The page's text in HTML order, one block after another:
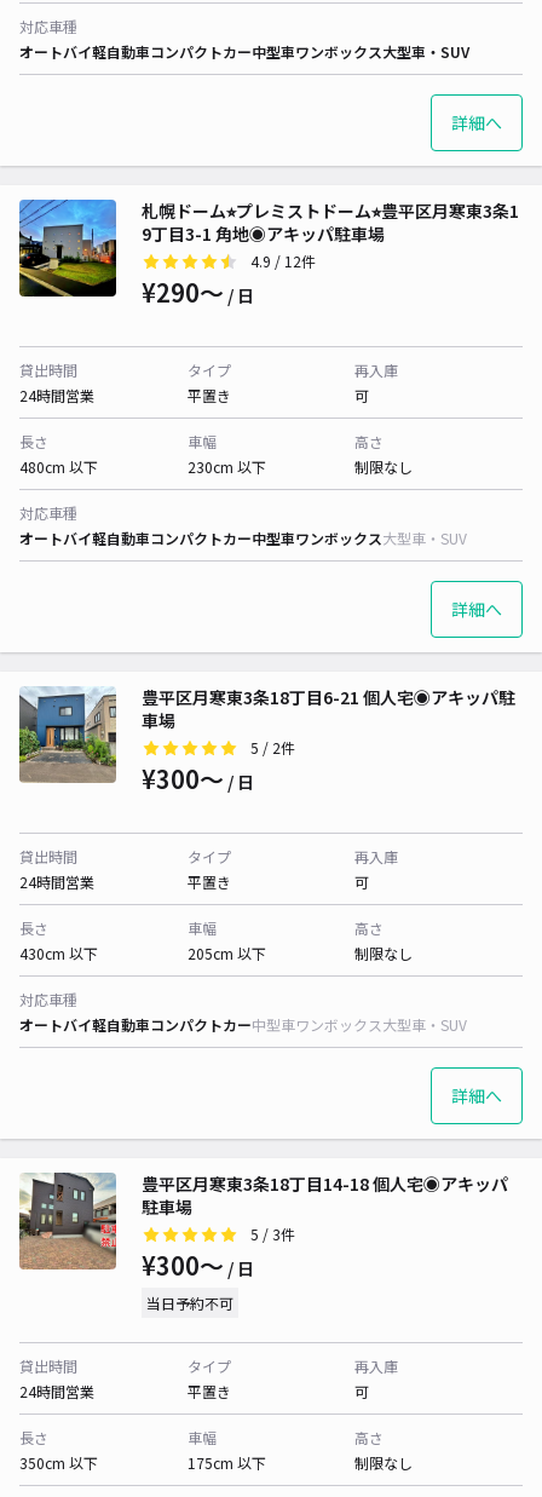
対応車種
オートバイ軽自動車コンパクトカー中型車ワンボックス大型車・SUV
詳細へ
札幌ドーム⭐︎プレミストドーム⭐︎豊平区月寒東3条1
9丁目3-1 角地◉アキッパ駐車場
4.9 / 12件
¥290〜 / 日
貸出時間
24時間営業
タイプ
平置き
再入庫
可
長さ
480cm 以下
車幅
230cm 以下
高さ
制限なし
対応車種
オートバイ軽自動車コンパクトカー中型車ワンボックス大型車・SUV
詳細へ
豊平区月寒東3条18丁目6-21 個人宅◉アキッパ駐
車場
5 / 2件
¥300〜 / 日
貸出時間
24時間営業
タイプ
平置き
再入庫
可
長さ
430cm 以下
車幅
205cm 以下
高さ
制限なし
対応車種
オートバイ軽自動車コンパクトカー中型車ワンボックス大型車・SUV
詳細へ
豊平区月寒東3条18丁目14-18 個人宅◉アキッパ
駐車場
5 / 3件
¥300〜 / 日
当日予約不可
貸出時間
24時間営業
タイプ
平置き
再入庫
可
長さ
350cm 以下
車幅
175cm 以下
高さ
制限なし